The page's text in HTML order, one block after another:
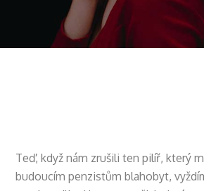
Teď, když nám zrušili ten pilíř, který
budoucím penzistům blahobyt,